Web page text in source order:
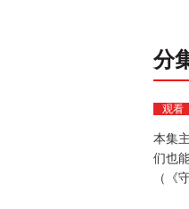
分
观看
本集
们也
（《